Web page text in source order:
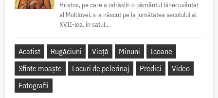
Hristos, pe care a odrăslit-o pământul binecuvântat
al Moldovei, s-a născut pe la jumătatea secolului al
XVII-lea, în satul...
Acatist Rugăciuni Viață Minuni
Icoane
Sfinte moaște
Locuri de pelerinaj Predici
Video
Fotografii